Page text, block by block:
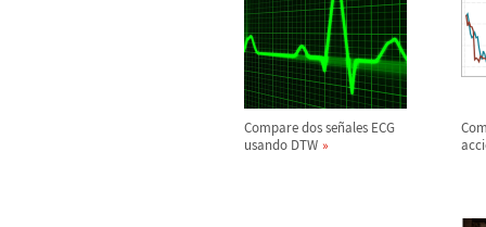
Compare dos señales ECG
usando DTW